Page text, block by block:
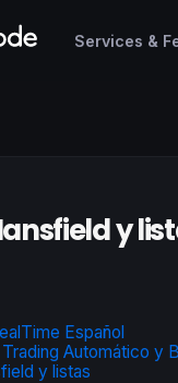
Services &
y
Español
Automático y
y listas